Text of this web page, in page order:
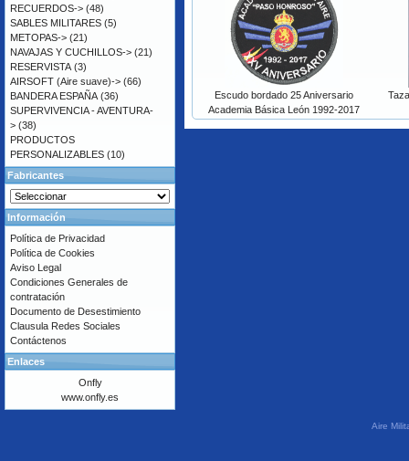
Escudo bordado 25 Aniversario
Academia Básica León 1992-2017
RECUERDOS-> (48)
SABLES MILITARES (5)
METOPAS-> (21)
NAVAJAS Y CUCHILLOS-> (21)
RESERVISTA (3)
AIRSOFT (Aire suave)-> (66)
BANDERA ESPAÑA (36)
SUPERVIVENCIA - AVENTURA-
> (38)
PRODUCTOS
PERSONALIZABLES (10)
Fabricantes
Información
Política de Privacidad
Política de Cookies
Aviso Legal
Condiciones Generales de
contratación
Documento de Desestimiento
Clausula Redes Sociales
Contáctenos
Enlaces
Onfly
www.onfly.es
Aire